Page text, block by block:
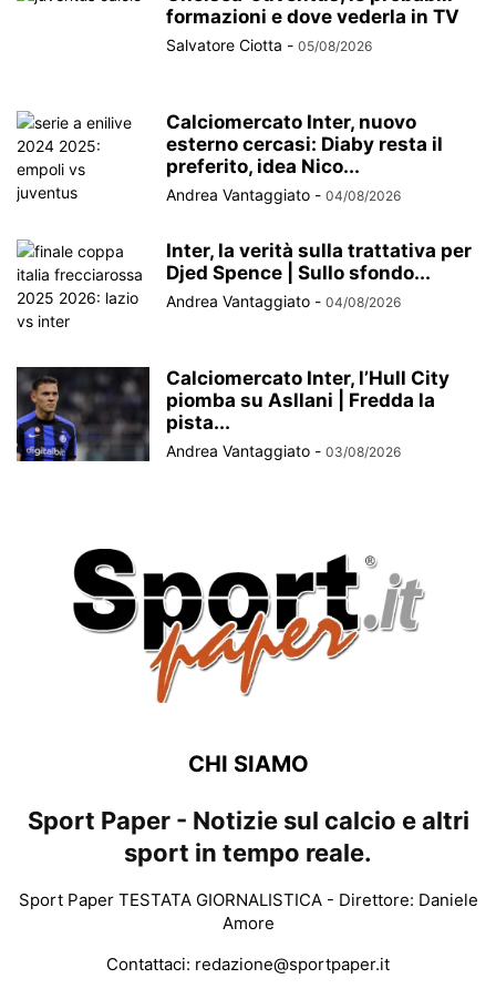
formazioni e dove vederla in TV
Salvatore Ciotta - 05/08/2026
Calciomercato Inter, nuovo
esterno cercasi: Diaby resta il
preferito, idea Nico...
Andrea Vantaggiato - 04/08/2026
Inter, la verità sulla trattativa per
Djed Spence | Sullo sfondo...
Andrea Vantaggiato - 04/08/2026
Calciomercato Inter, l’Hull City
piomba su Asllani | Fredda la
pista...
Andrea Vantaggiato - 03/08/2026
CHI SIAMO
Sport Paper - Notizie sul calcio e altri
sport in tempo reale.
Sport Paper TESTATA GIORNALISTICA - Direttore: Daniele
Amore
Contattaci: redazione@sportpaper.it